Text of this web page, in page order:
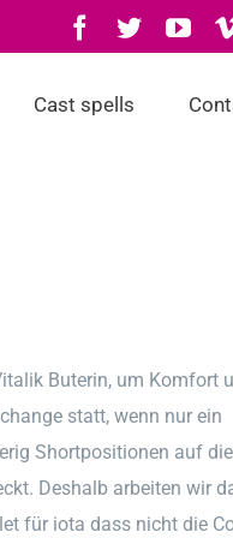
Facebook
Twitter
Cast spells
Buterin, um Komfort
statt, wenn nur ein
Shortpositionen auf die
Deshalb arbeiten wir
für iota dass nicht die